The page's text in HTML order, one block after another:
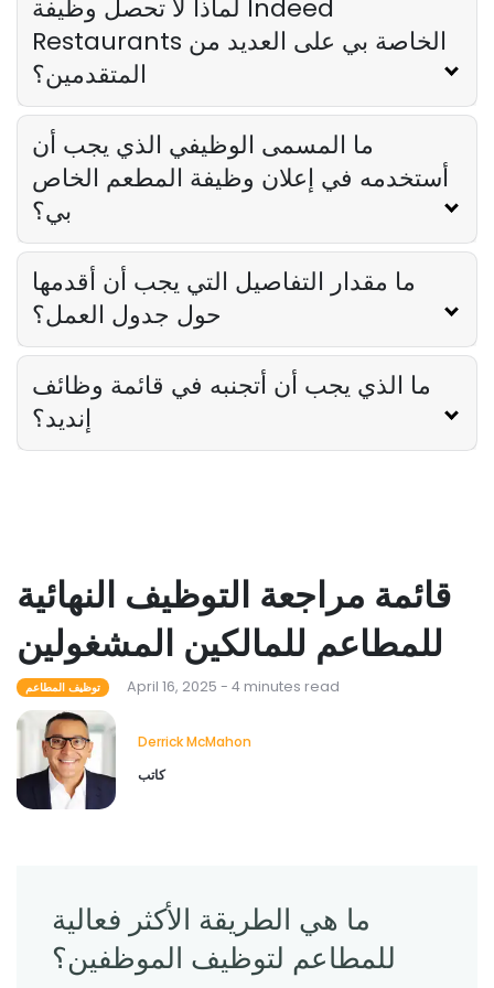
Derrick McMahon Apr 16, 2025
لماذا لا تحصل وظيفة Indeed
Restaurants الخاصة بي على العديد من
المتقدمين؟
ما المسمى الوظيفي الذي يجب أن
أستخدمه في إعلان وظيفة المطعم الخاص
بي؟
ما مقدار التفاصيل التي يجب أن أقدمها
حول جدول العمل؟
ما الذي يجب أن أتجنبه في قائمة وظائف
إنديد؟
قائمة مراجعة التوظيف النهائية
للمطاعم للمالكين المشغولين
توظيف المطاعم April 16, 2025 - 4 minutes read
Derrick McMahon
كاتب
ما هي الطريقة الأكثر فعالية
للمطاعم لتوظيف الموظفين؟